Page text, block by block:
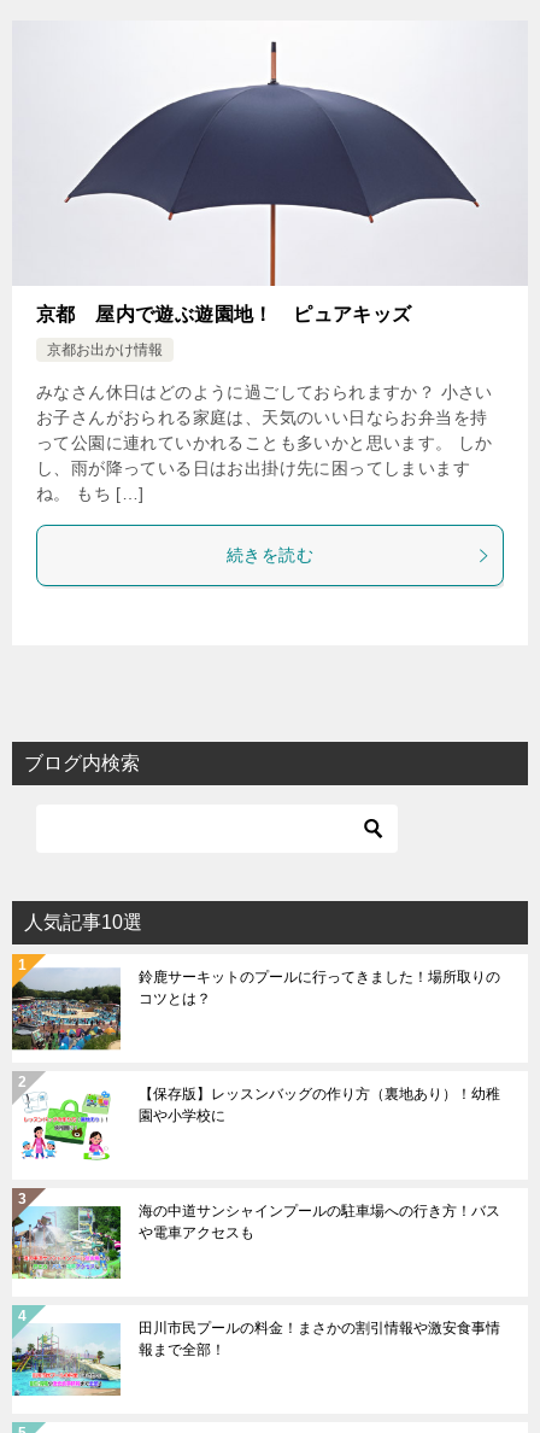
京都 屋内で遊ぶ遊園地！ ピュアキッズ
京都お出かけ情報
みなさん休日はどのように過ごしておられますか？ 小さい
お子さんがおられる家庭は、天気のいい日ならお弁当を持
って公園に連れていかれることも多いかと思います。 しか
し、雨が降っている日はお出掛け先に困ってしまいます
ね。 もち […]
続きを読む
ブログ内検索
人気記事10選
鈴鹿サーキットのプールに行ってきました！場所取りの
コツとは？
【保存版】レッスンバッグの作り方（裏地あり）！幼稚
園や小学校に
海の中道サンシャインプールの駐車場への行き方！バス
や電車アクセスも
田川市民プールの料金！まさかの割引情報や激安食事情
報まで全部！